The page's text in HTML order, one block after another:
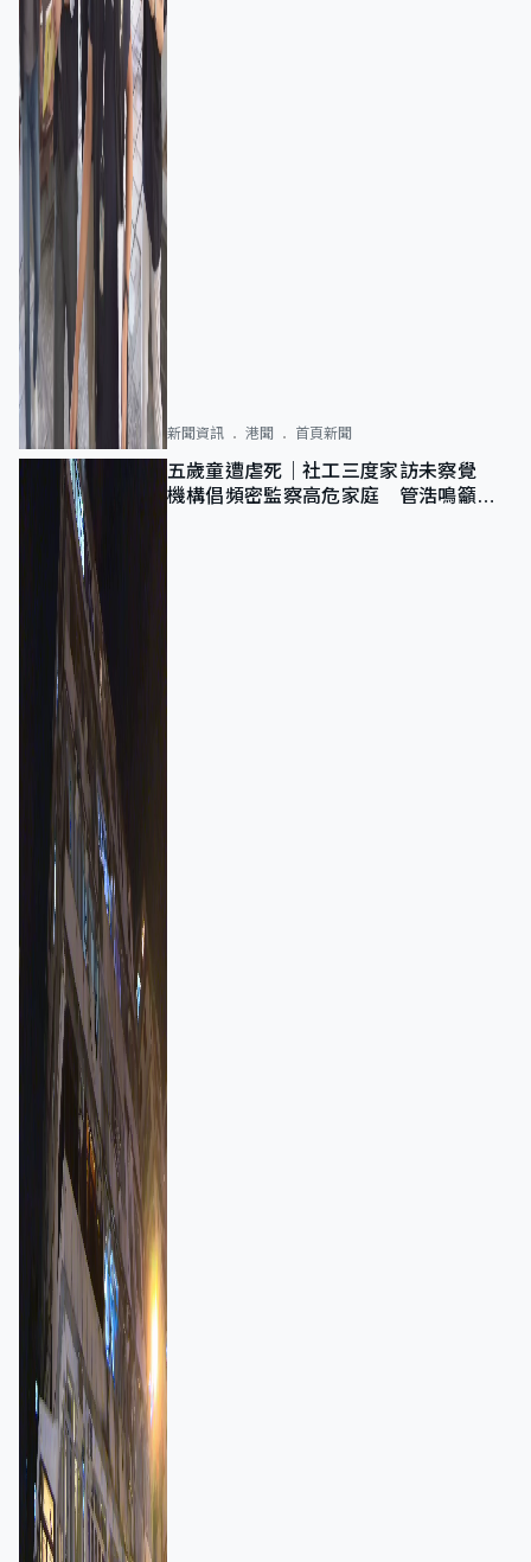
新聞資訊 港聞 首頁新聞
五歲童遭虐死｜社工三度家訪未察覺
機構倡頻密監察高危家庭 管浩鳴籲加